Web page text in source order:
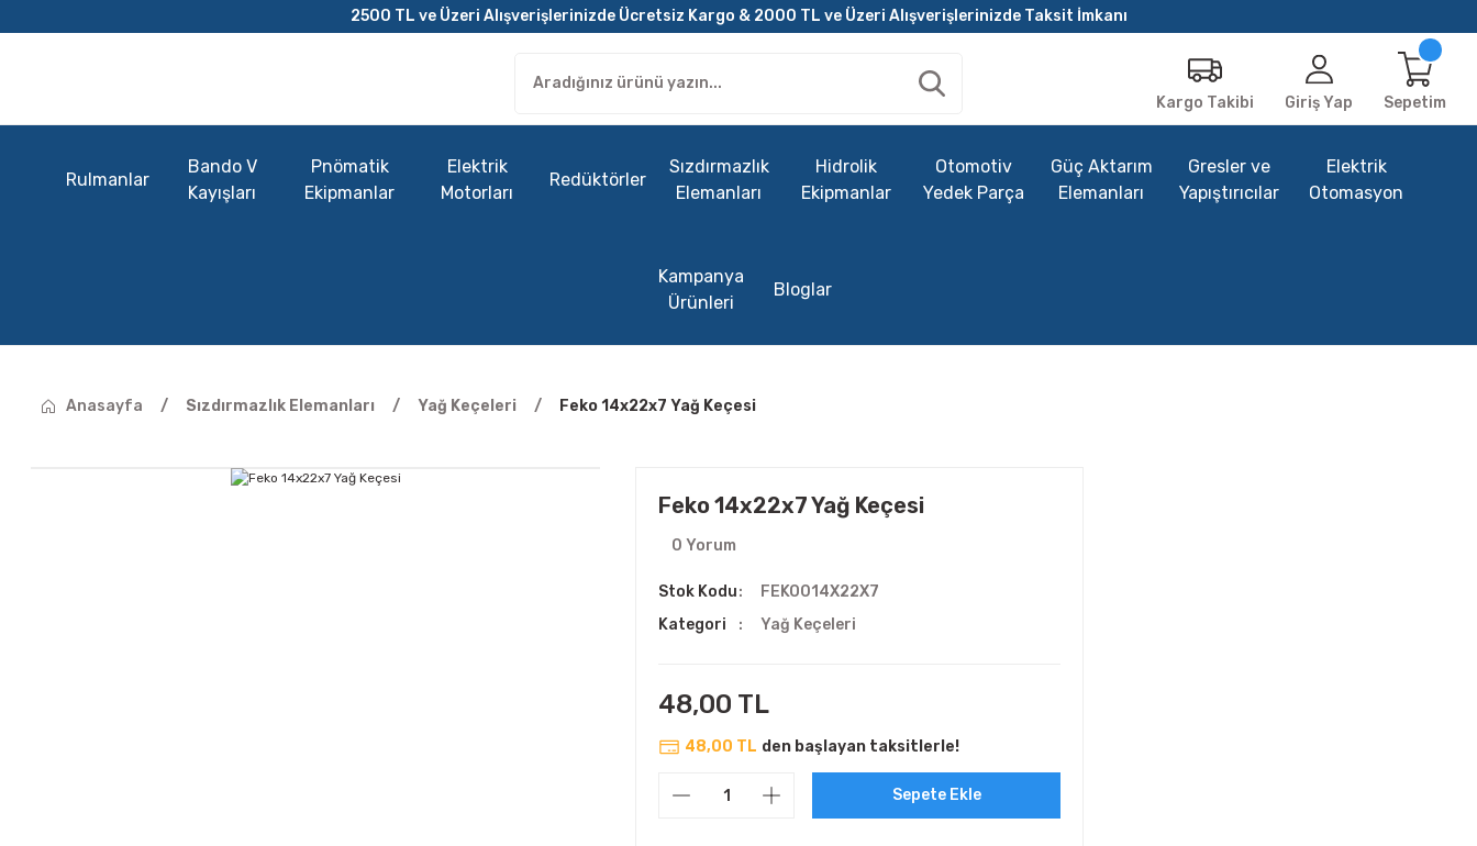
2500 TL ve Üzeri Alışverişlerinizde Ücretsiz Kargo & 2000 TL ve Üzeri Alışverişlerinizde Taksit İmkanı
Kargo Takibi Giriş Yap Sepetim
Rulmanlar
Bando V
Kayışları
Pnömatik
Ekipmanlar
Elektrik
Motorları
Redüktörler
Sızdırmazlık
Elemanları
Hidrolik
Ekipmanlar
Otomotiv
Yedek Parça
Güç Aktarım
Elemanları
Gresler ve
Yapıştırıcılar
Elektrik
Otomasyon
Kampanya
Ürünleri
Bloglar
Anasayfa Sızdırmazlık Elemanları Yağ Keçeleri Feko 14x22x7 Yağ Keçesi
Feko 14x22x7 Yağ Keçesi
0 Yorum
Stok Kodu
FEKO014X22X7
Kategori
Yağ Keçeleri
48,00 TL
48,00 TL den başlayan taksitlerle!
Sepete Ekle